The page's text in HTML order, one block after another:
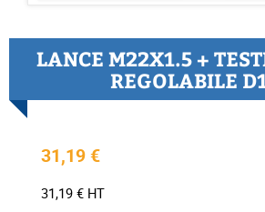
LANCE M22X1.5 +
REGOLABILE
31,19 €
31,19 € HT